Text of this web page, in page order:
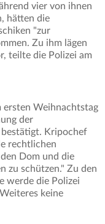
vier von ihnen
hätten die
"zur
Zu ihm lägen
teilte die Polizei am
ersten Weihnachtstag
der
bestätigt. Kripochef
rechtlichen
Dom und die
zu schützen." Zu den
werde die Polizei
keine